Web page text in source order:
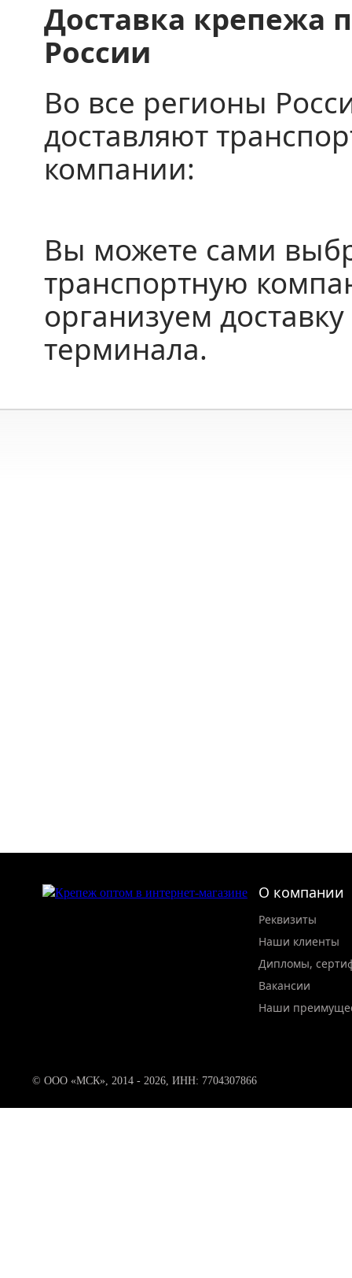
Доставка крепежа
России
Во все регионы
доставляют
компании:
Вы можете сами
транспортную
организуем
терминала.
О компании
Реквизиты
Наши клиенты
Дипломы,
Вакансии
Наши
© ООО «МСК», 2014 - 2026, ИНН: 7704307866